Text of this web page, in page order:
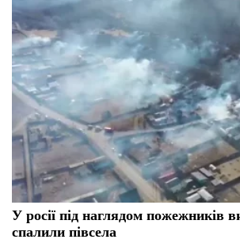
У росії під наглядом пожежників
спалили півсела